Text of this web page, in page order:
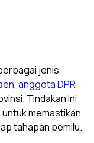
jenis,
, anggota DPR
Tindakan ini
memastikan
tahapan pemilu.